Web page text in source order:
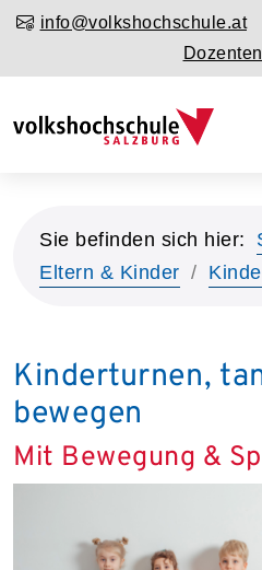
info@volkshochschule.at
Dozenten
Sie befinden sich hier:
Eltern & Kinder
Kinderturnen,
bewegen
Mit Bewegung &